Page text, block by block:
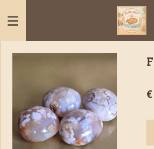
direct
naar